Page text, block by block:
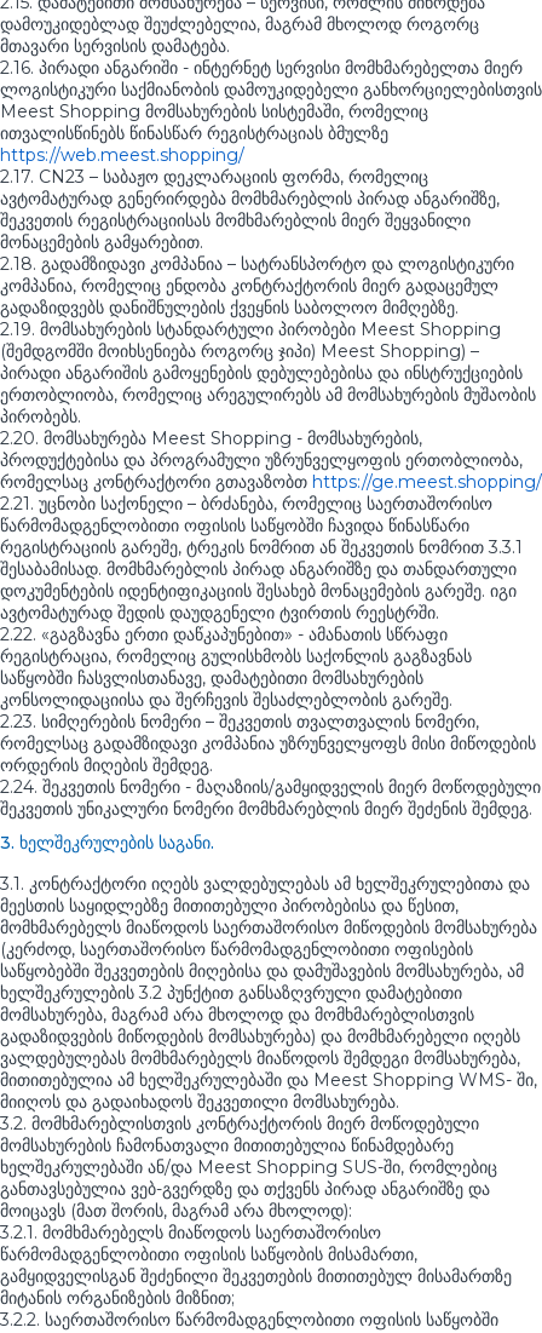
დამოუკიდებლად შეუძლებელია, მაგრამ მხოლოდ როგორც
მთავარი სერვისის დამატება.
2.16. პირადი ანგარიში - ინტერნეტ სერვისი მომხმარებელთა მიერ
ლოგისტიკური საქმიანობის დამოუკიდებელი განხორციელებისთვის
Meest Shopping მომსახურების სისტემაში, რომელიც
ითვალისწინებს წინასწარ რეგისტრაციას ბმულზე
https://web.meest.shopping/
2.17. CN23 – საბაჟო დეკლარაციის ფორმა, რომელიც
ავტომატურად გენერირდება მომხმარებლის პირად ანგარიშზე,
შეკვეთის რეგისტრაციისას მომხმარებლის მიერ შეყვანილი
მონაცემების გამყარებით.
2.18. გადამზიდავი კომპანია – სატრანსპორტო და ლოგისტიკური
კომპანია, რომელიც ენდობა კონტრაქტორის მიერ გადაცემულ
გადაზიდვებს დანიშნულების ქვეყნის საბოლოო მიმღებზე.
2.19. მომსახურების სტანდარტული პირობები Meest Shopping
(შემდგომში მოიხსენიება როგორც ჯიპი) Meest Shopping) –
პირადი ანგარიშის გამოყენების დებულებებისა და ინსტრუქციების
ერთობლიობა, რომელიც არეგულირებს ამ მომსახურების მუშაობის
პირობებს.
2.20. მომსახურება Meest Shopping - მომსახურების,
პროდუქტებისა და პროგრამული უზრუნველყოფის ერთობლიობა,
რომელსაც კონტრაქტორი გთავაზობთ https://ge.meest.shopping/
2.21. უცნობი საქონელი – ბრძანება, რომელიც საერთაშორისო
წარმომადგენლობითი ოფისის საწყობში ჩავიდა წინასწარი
რეგისტრაციის გარეშე, ტრეკის ნომრით ან შეკვეთის ნომრით 3.3.1
შესაბამისად. მომხმარებლის პირად ანგარიშზე და თანდართული
დოკუმენტების იდენტიფიკაციის შესახებ მონაცემების გარეშე. იგი
ავტომატურად შედის დაუდგენელი ტვირთის რეესტრში.
2.22. «გაგზავნა ერთი დაწკაპუნებით» - ამანათის სწრაფი
რეგისტრაცია, რომელიც გულისხმობს საქონლის გაგზავნას
საწყობში ჩასვლისთანავე, დამატებითი მომსახურების
კონსოლიდაციისა და შერჩევის შესაძლებლობის გარეშე.
2.23. სიმღერების ნომერი – შეკვეთის თვალთვალის ნომერი,
რომელსაც გადამზიდავი კომპანია უზრუნველყოფს მისი მიწოდების
ორდერის მიღების შემდეგ.
2.24. შეკვეთის ნომერი - მაღაზიის/გამყიდველის მიერ მოწოდებული
შეკვეთის უნიკალური ნომერი მომხმარებლის მიერ შეძენის შემდეგ.
3. ხელშეკრულების საგანი.
3.1. კონტრაქტორი იღებს ვალდებულებას ამ ხელშეკრულებითა და
მეესთის საყიდლებზე მითითებული პირობებისა და წესით,
მომხმარებელს მიაწოდოს საერთაშორისო მიწოდების მომსახურება
(კერძოდ, საერთაშორისო წარმომადგენლობითი ოფისების
საწყობებში შეკვეთების მიღებისა და დამუშავების მომსახურება, ამ
ხელშეკრულების 3.2 პუნქტით განსაზღვრული დამატებითი
მომსახურება, მაგრამ არა მხოლოდ და მომხმარებლისთვის
გადაზიდვების მიწოდების მომსახურება) და მომხმარებელი იღებს
ვალდებულებას მომხმარებელს მიაწოდოს შემდეგი მომსახურება,
მითითებულია ამ ხელშეკრულებაში და Meest Shopping WMS- ში,
მიიღოს და გადაიხადოს შეკვეთილი მომსახურება.
3.2. მომხმარებლისთვის კონტრაქტორის მიერ მოწოდებული
მომსახურების ჩამონათვალი მითითებულია წინამდებარე
ხელშეკრულებაში ან/და Meest Shopping SUS-ში, რომლებიც
განთავსებულია ვებ-გვერდზე და თქვენს პირად ანგარიშზე და
მოიცავს (მათ შორის, მაგრამ არა მხოლოდ):
3.2.1. მომხმარებელს მიაწოდოს საერთაშორისო
წარმომადგენლობითი ოფისის საწყობის მისამართი,
გამყიდველისგან შეძენილი შეკვეთების მითითებულ მისამართზე
მიტანის ორგანიზების მიზნით;
3.2.2. საერთაშორისო წარმომადგენლობითი ოფისის საწყობში